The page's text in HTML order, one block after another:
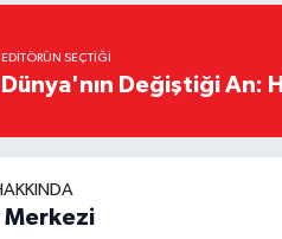
EDITÖRÜN SEÇTIĞI
Dünya'nın Değiştiği An:
Merkezi